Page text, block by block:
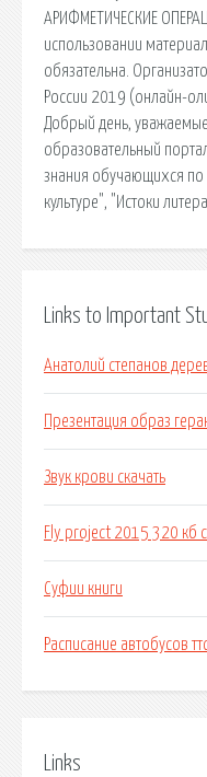
АРИФМЕТИЧЕСКИЕ
использовании
обязательна.
России 2019 (онлайн-
Добрый день,
образовательный
знания обучающихся
культуре", "Истоки
Links to Important
Анатолий степанов
Презентация образ
Звук крови скачать
Fly project 2015 320 кб
Суфии книги
Расписание автобусов
Links